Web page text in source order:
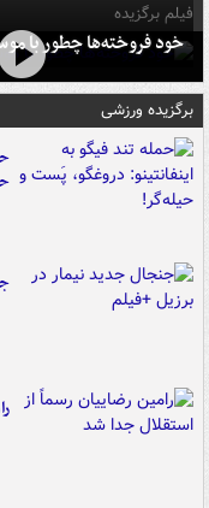
فیلم برگزیده
خود فروخته‌ها چطور با
برگزیده ورزشی